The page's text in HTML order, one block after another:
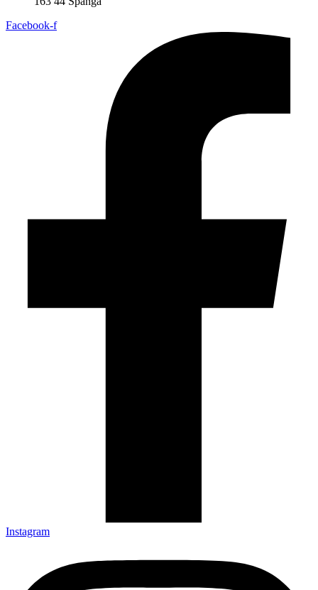
Facebook-f
Instagram